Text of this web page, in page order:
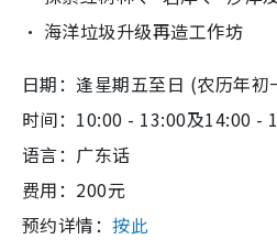
‧ 海洋垃圾升级再造工作坊
日期：逢星期五至日 (农历年初
时间：10:00 - 13:00及14:00 -
语言：广东话
费用：200元
预约详情：按此